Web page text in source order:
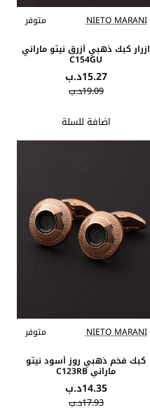
NIETO MARANI
متوفر
ازرار كبك ذهبي أزرق نيتو ماراني
C154GU
15.27د.ب
19.09د.ب
اضافة للسلة
NIETO MARANI
متوفر
كبك فخم ذهبي روز أسود نيتو
ماراني C123RB
14.35د.ب
17.93د.ب